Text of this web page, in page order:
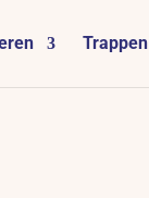
Trappen